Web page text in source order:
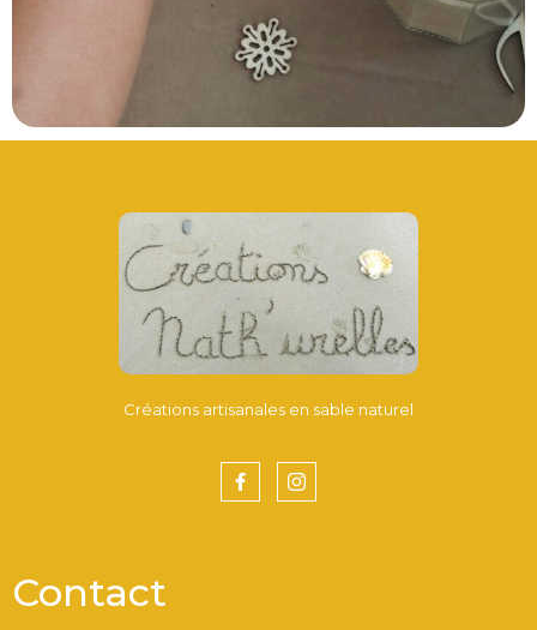
Créations artisanales en sable naturel
Contact